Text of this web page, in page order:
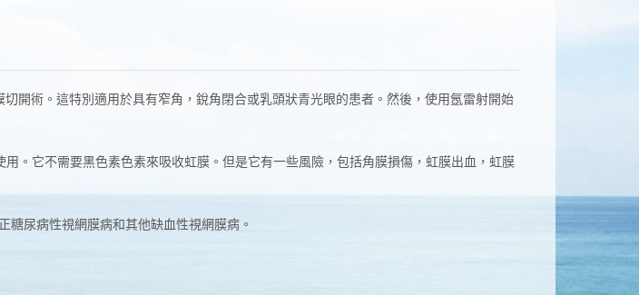
切開術。這特別適用於具有窄角，銳角閉合或乳頭狀青光眼的患者。然後，使用氬雷射開始
。它不需要黑色素色素來吸收虹膜。但是它有一些風險，包括角膜損傷，虹膜出血，虹膜
尿病性視網膜病和其他缺血性視網膜病。